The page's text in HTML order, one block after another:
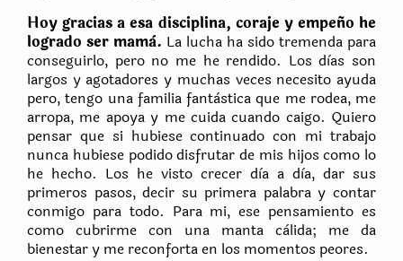
Hoy gracias a esa disciplina, coraje y empeño he
logrado ser mamà. La lucha ha sido tremenda para
conseguirlo, pero no me he rendido. Los dìas son
largos y agotadores y muchas veces necesito ayuda
pero, tengo una familia fantàstica que me rodea, me
arropa, me apoya y me cuida cuando caigo. Quiero
pensar que si hubiese continuado con mi trabajo
nunca hubiese podido disfrutar de mis hijos como lo
he hecho. Los he visto crecer dìa a dìa, dar sus
primeros pasos, decir su primera palabra y contar
conmigo para todo. Para mi, ese pensamiento es
como cubrirme con una manta càlida; me da
bienestar y me reconforta en los momentos peores.